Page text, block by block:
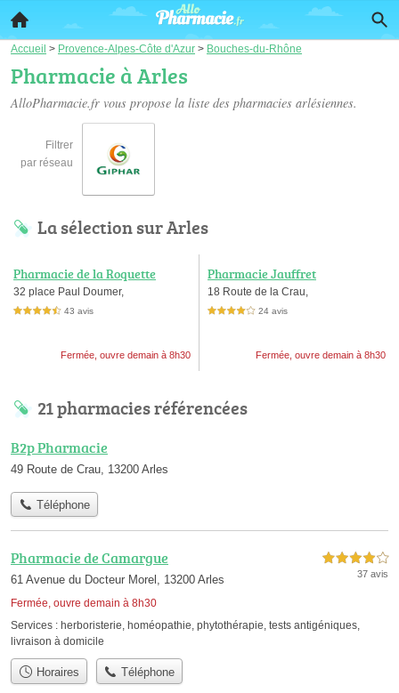
Accueil > Provence-Alpes-Côte d'Azur > Bouches-du-Rhône
Pharmacie à Arles
AlloPharmacie.fr vous propose la liste des pharmacies arlésiennes.
Filtrer
par réseau
La sélection sur Arles
Pharmacie de la Roquette
32 place Paul Doumer,
4,5 étoiles sur 5 43 avis
Fermée, ouvre demain à 8h30
Pharmacie Jauffret
18 Route de la Crau,
4,0 étoiles sur 5 24 avis
Fermée, ouvre demain à 8h30
21 pharmacies référencées
B2p Pharmacie
49 Route de Crau, 13200 Arles
Téléphone
Pharmacie de Camargue
61 Avenue du Docteur Morel, 13200 Arles
Fermée, ouvre demain à 8h30
4,0 étoiles sur 5
37 avis
Services : herboristerie, homéopathie, phytothérapie, tests antigéniques,
livraison à domicile
Horaires Téléphone